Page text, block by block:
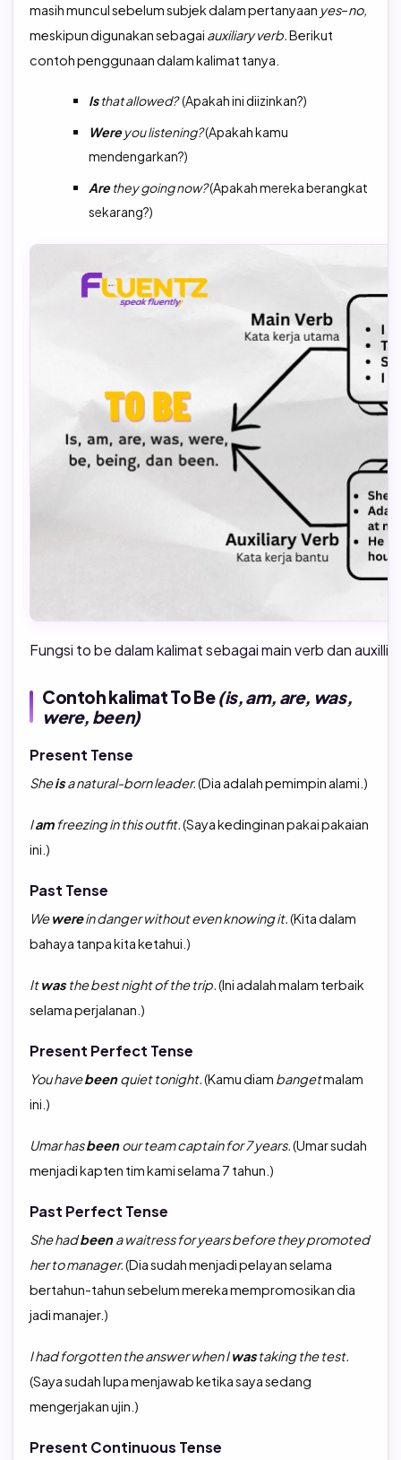
masih muncul sebelum subjek dalam pertanyaan yes–no,
meskipun digunakan sebagai auxiliary verb. Berikut
contoh penggunaan dalam kalimat tanya.
Isthat allowed?(Apakah ini diizinkan?)
Wereyou listening?(Apakah kamu
mendengarkan?)
Arethey going now?(Apakah mereka berangkat
sekarang?)
Fungsi to be dalam kalimat sebagai main verb dan
Contoh kalimat To Be(is, am, are, was,
were, been)
Present Tense
Sheisa natural-born leader.(Dia adalah pemimpin alami.)
Iam freezing in this outfit. (Saya kedinginan pakai pakaian
ini.)
Past Tense
Wewerein danger without even knowing it. (Kita dalam
bahaya tanpa kita ketahui.)
Itwasthe best night of the trip. (Ini adalah malam terbaik
selama perjalanan.)
Present Perfect Tense
You havebeenquiet tonight. (Kamu diam bangetmalam
ini.)
Umar hasbeenour team captain for 7 years. (Umar sudah
menjadi kapten tim kami selama 7 tahun.)
Past Perfect Tense
She hadbeena waitress for years before they promoted
her to manager.(Dia sudah menjadi pelayan selama
bertahun-tahun sebelum mereka mempromosikan dia
jadi manajer.)
I had forgotten the answer when Iwastaking the test.
(Saya sudah lupa menjawab ketika saya sedang
mengerjakan ujin.)
Present Continuous Tense